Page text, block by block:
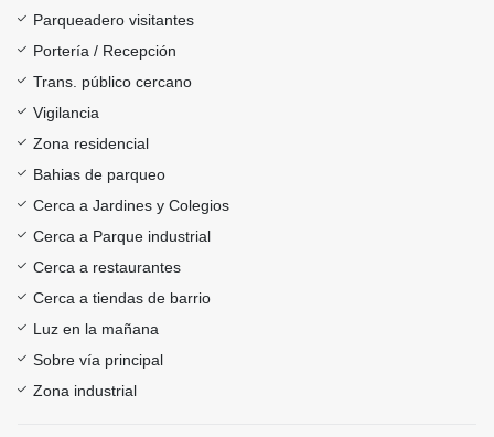
Parqueadero visitantes
Portería / Recepción
Trans. público cercano
Vigilancia
Zona residencial
Bahias de parqueo
Cerca a Jardines y Colegios
Cerca a Parque industrial
Cerca a restaurantes
Cerca a tiendas de barrio
Luz en la mañana
Sobre vía principal
Zona industrial